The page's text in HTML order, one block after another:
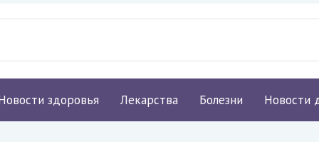
здоровья Лекарства Болезни Новости